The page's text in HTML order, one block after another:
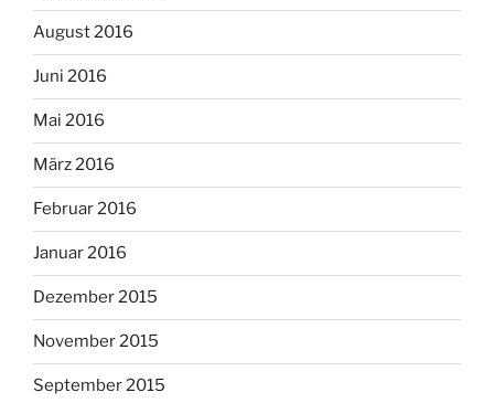
August 2016
Juni 2016
Mai 2016
März 2016
Februar 2016
Januar 2016
Dezember 2015
November 2015
September 2015